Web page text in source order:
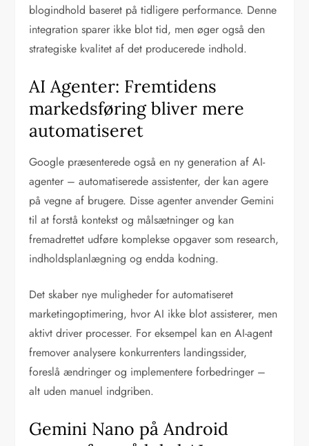
blogindhold baseret på tidligere performance. Denne
integration sparer ikke blot tid, men øger også den
strategiske kvalitet af det producerede indhold.
AI Agenter: Fremtidens
markedsføring bliver mere
automatiseret
Google præsenterede også en ny generation af AI-
agenter – automatiserede assistenter, der kan agere
på vegne af brugere. Disse agenter anvender Gemini
til at forstå kontekst og målsætninger og kan
fremadrettet udføre komplekse opgaver som research,
indholdsplanlægning og endda kodning.
Det skaber nye muligheder for automatiseret
marketingoptimering, hvor AI ikke blot assisterer, men
aktivt driver processer. For eksempel kan en AI-agent
fremover analysere konkurrenters landingssider,
foreslå ændringer og implementere forbedringer –
alt uden manuel indgriben.
Gemini Nano på Android